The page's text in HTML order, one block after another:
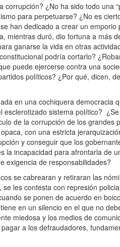
¿No ha sido todo una
para perpetuarse? ¿No es
han dedicado a crear un
mientras duró, dio fortuna a más
ganarse la vida en otras
podría cortarlo?
puede ejercerse contra una
políticos? ¿Por qué, dicen,
en una cochiquera democracia
sistema político?
de la corrupción de los
con una estricta
y conseguir que los
la incapacidad para afrontarla de
exigencia de responsabilidades?
se cabrearan y retiraran las
les contesta con represión
se ponen de acuerdo en
en un silencio en el que no
miedosa y los medios de
a los defraudadores,